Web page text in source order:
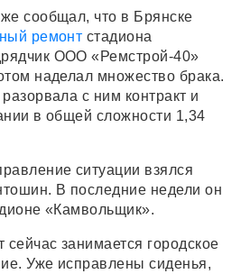
сообщал, что в Брянске
ремонт стадиона
ООО «Ремстрой-40»
наделал множество брака.
с ним контракт и
в общей сложности 1,34
ситуации взялся
В последние недели он
«Камвольщик».
занимается городское
Уже исправлены сиденья,